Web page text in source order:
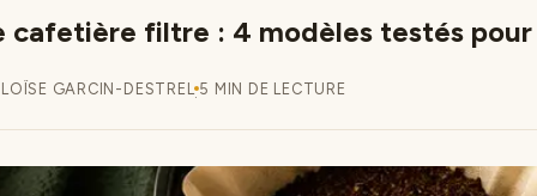
cafetière filtre : 4 modèles testés pour
GARCIN-DESTREL· 5 MIN DE LECTURE